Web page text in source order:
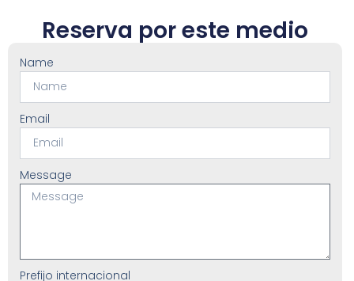
Reserva por este medio
Name
Email
Message
Prefijo internacional